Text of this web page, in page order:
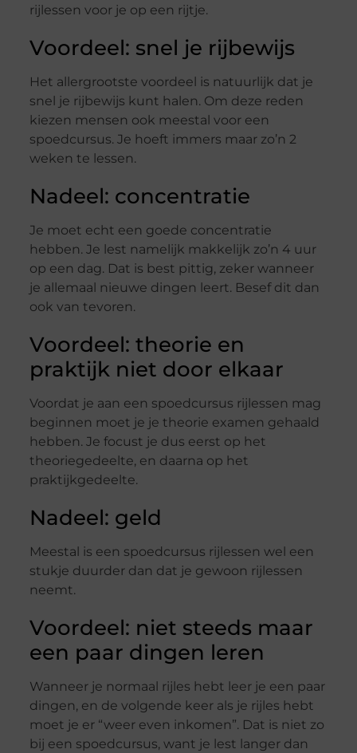
rijlessen voor je op een rijtje.
Voordeel: snel je rijbewijs
Het allergrootste voordeel is natuurlijk dat je
snel je rijbewijs kunt halen. Om deze reden
kiezen mensen ook meestal voor een
spoedcursus. Je hoeft immers maar zo’n 2
weken te lessen.
Nadeel: concentratie
Je moet echt een goede concentratie
hebben. Je lest namelijk makkelijk zo’n 4 uur
op een dag. Dat is best pittig, zeker wanneer
je allemaal nieuwe dingen leert. Besef dit dan
ook van tevoren.
Voordeel: theorie en
praktijk niet door elkaar
Voordat je aan een spoedcursus rijlessen mag
beginnen moet je je theorie examen gehaald
hebben. Je focust je dus eerst op het
theoriegedeelte, en daarna op het
praktijkgedeelte.
Nadeel: geld
Meestal is een spoedcursus rijlessen wel een
stukje duurder dan dat je gewoon rijlessen
neemt.
Voordeel: niet steeds maar
een paar dingen leren
Wanneer je normaal rijles hebt leer je een paar
dingen, en de volgende keer als je rijles hebt
moet je er “weer even inkomen”. Dat is niet zo
bij een spoedcursus, want je lest langer dan